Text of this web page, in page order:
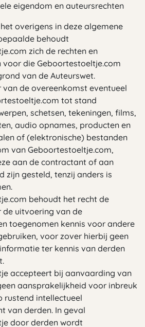
eigendom en auteursrechten
overigens in deze algemene
behoudt
zich de rechten en
voor die Geboortestoeltje.com
van de Auteurswet.
van de overeenkomst eventueel
tot stand
schetsen, tekeningen, films,
audio opnames, producten en
of (elektronische) bestanden
van Geboortestoeltje.com,
aan de contractant of aan
zijn gesteld, tenzij anders is
behoudt het recht de
de uitvoering van de
toegenomen kennis voor andere
voor zover hierbij geen
ter kennis van derden
accepteert bij aanvaarding van
aansprakelijkheid voor inbreuk
rustend intellectueel
van derden. In geval
door derden wordt